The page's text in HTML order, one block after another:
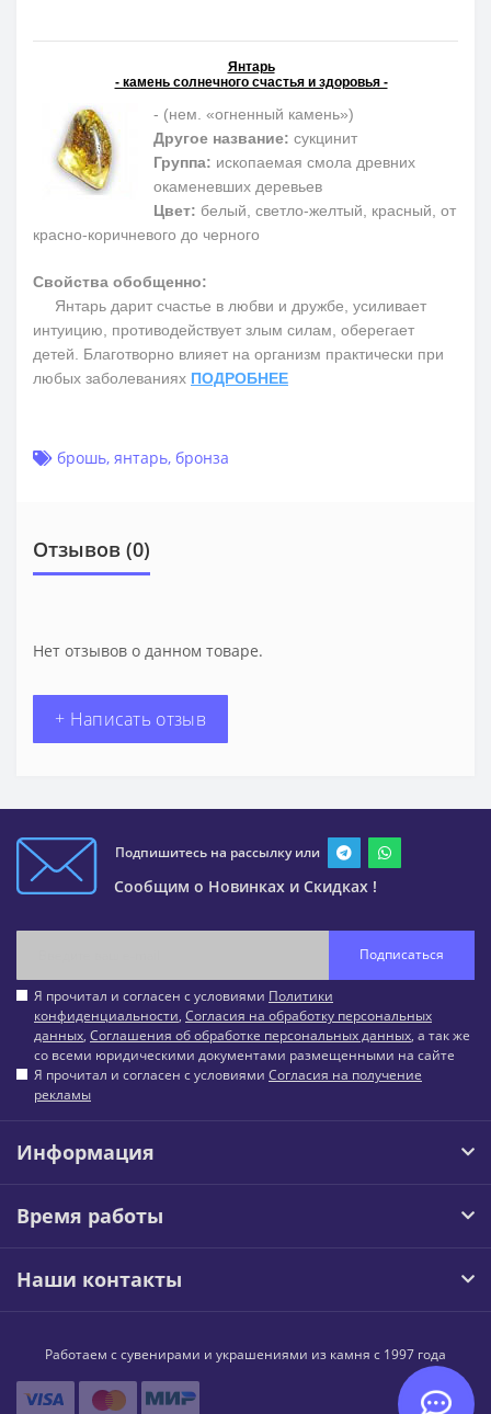
Янтарь
- камень солнечного счастья и здоровья -
- (нем. «огненный камень»)
Другое название: сукцинит
Группа: ископаемая смола древних
окаменевших деревьев
Цвет: белый, светло-желтый, красный, от
красно-коричневого до черного
Свойства обобщенно:
Янтарь дарит счастье в любви и дружбе, усиливает
интуицию, противодействует злым силам, оберегает
детей. Благотворно влияет на организм практически при
любых заболеваниях ПОДРОБНЕЕ
брошь, янтарь, бронза
Отзывов (0)
Нет отзывов о данном товаре.
+ Написать отзыв
Подпишитесь на рассылку или
Сообщим о Новинках и Скидках !
Подписаться
Я прочитал и согласен с условиями Политики
конфиденциальности, Согласия на обработку персональных
данных, Соглашения об обработке персональных данных, а так же
со всеми юридическими документами размещенными на сайте
Я прочитал и согласен с условиями Согласия на получение
рекламы
Информация
Время работы
Наши контакты
Работаем с сувенирами и украшениями из камня с 1997 года